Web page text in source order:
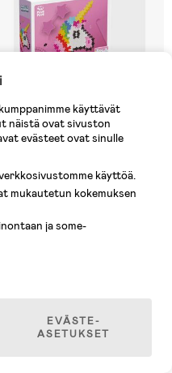
Ovh: 15,90 €
käyttävät
näistä ovat sivuston
evästeet ovat sinulle
käyttöä.
mukautetun kokemuksen
ja some-
EVÄSTE-
ASETUKSET